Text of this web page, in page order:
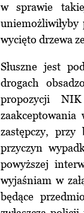
w sprawie
wycięto drzewa
Słuszne jest
drogach
propozycji
zastępczy, przy
przyczyn
powyższej
wyjaśniam w
będące